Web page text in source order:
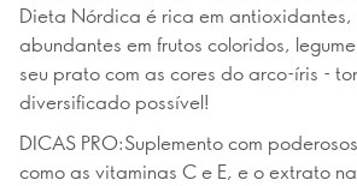
Dieta Nórdica é rica em antioxidantes,
abundantes em frutos coloridos,
seu prato com as cores do arco-íris -
diversificado possível!
DICAS PRO:Suplemento com
como as vitaminas C e E, e o extrato